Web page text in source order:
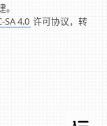
SA 4.0 许可协议，转